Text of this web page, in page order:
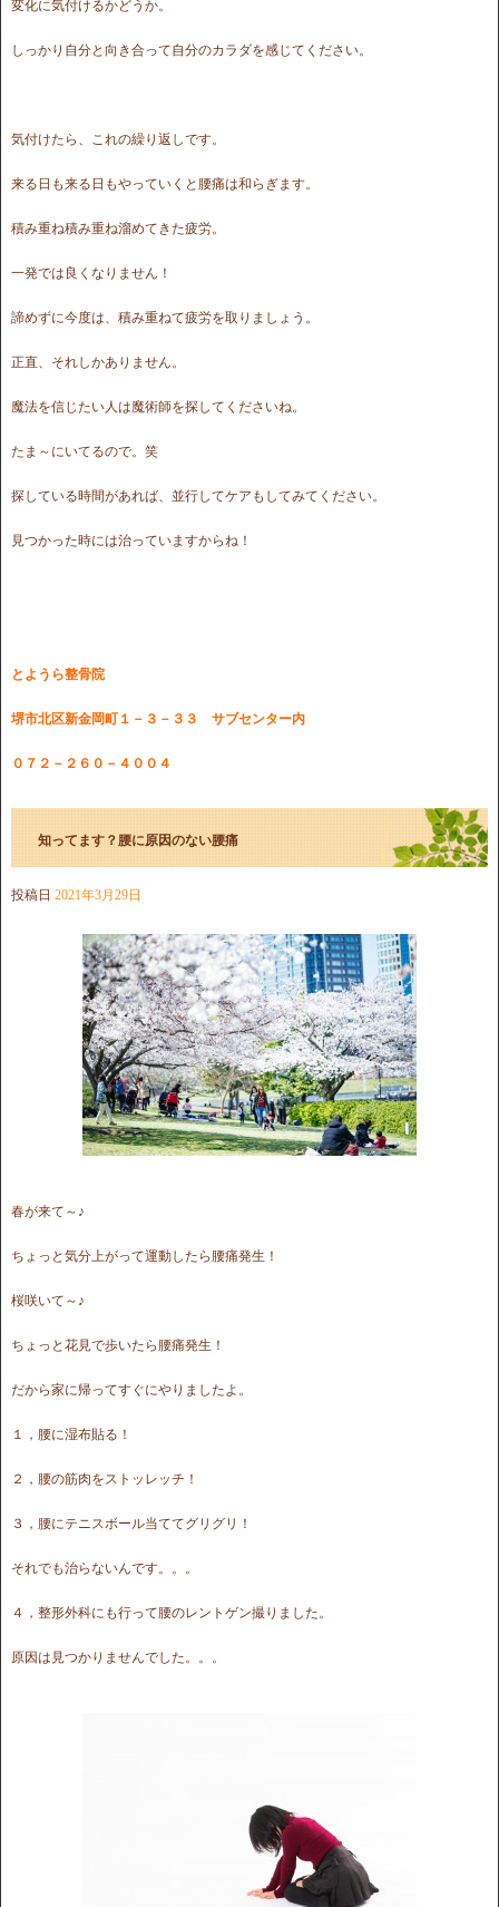
変化に気付けるかどうか。
しっかり自分と向き合って自分のカラダを感じてください。
気付けたら、これの繰り返しです。
来る日も来る日もやっていくと腰痛は和らぎます。
積み重ね積み重ね溜めてきた疲労。
一発では良くなりません！
諦めずに今度は、積み重ねて疲労を取りましょう。
正直、それしかありません。
魔法を信じたい人は魔術師を探してくださいね。
たま～にいてるので。笑
探している時間があれば、並行してケアもしてみてください。
見つかった時には治っていますからね！
とようら整骨院
堺市北区新金岡町１－３－３３ サブセンター内
０７２－２６０－４００４
知ってます？腰に原因のない腰痛
投稿日 2021年3月29日
春が来て～♪
ちょっと気分上がって運動したら腰痛発生！
桜咲いて～♪
ちょっと花見で歩いたら腰痛発生！
だから家に帰ってすぐにやりましたよ。
１，腰に湿布貼る！
２，腰の筋肉をストッレッチ！
３，腰にテニスボール当ててグリグリ！
それでも治らないんです。。。
４，整形外科にも行って腰のレントゲン撮りました。
原因は見つかりませんでした。。。